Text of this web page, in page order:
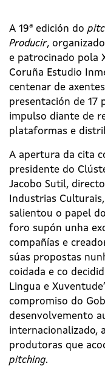
A 19ª edición do
Producir,
e patrocinado pola
Coruña Estudio
centenar de
presentación de 17
impulso diante de
plataformas e
A apertura da cita
presidente do
Jacobo Sutil,
Industrias
salientou o papel do
foro supón unha
compañías e
súas propostas
coidada e co
Lingua e
compromiso do
desenvolvemento
internacionalizado,
produtoras que
pitching.